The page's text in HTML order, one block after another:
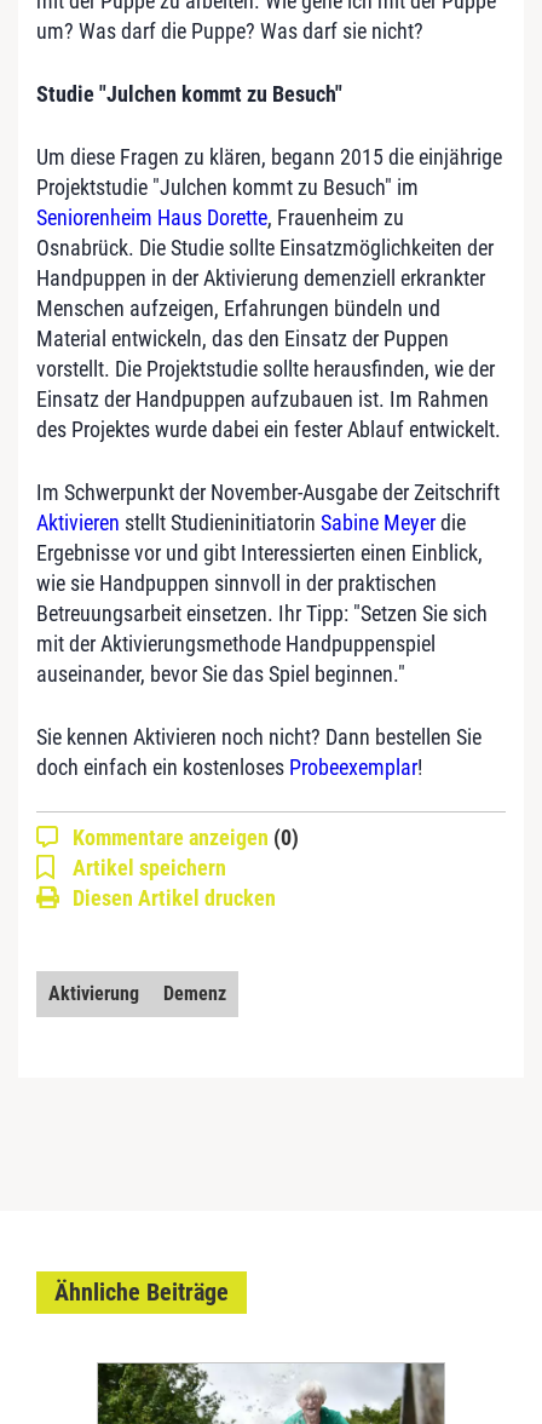
um? Was darf die Puppe? Was darf sie nicht?
Studie "Julchen kommt zu Besuch"
Um diese Fragen zu klären, begann 2015 die einjährige
Projektstudie "Julchen kommt zu Besuch" im
Seniorenheim Haus Dorette, Frauenheim zu
Osnabrück. Die Studie sollte Einsatzmöglichkeiten der
Handpuppen in der Aktivierung demenziell erkrankter
Menschen aufzeigen, Erfahrungen bündeln und
Material entwickeln, das den Einsatz der Puppen
vorstellt. Die Projektstudie sollte herausfinden, wie der
Einsatz der Handpuppen aufzubauen ist. Im Rahmen
des Projektes wurde dabei ein fester Ablauf entwickelt.
Im Schwerpunkt der November-Ausgabe der Zeitschrift
Aktivieren stellt Studieninitiatorin Sabine Meyerdie
Ergebnisse vor und gibt Interessierten einen Einblick,
wie sie Handpuppen sinnvoll in der praktischen
Betreuungsarbeit einsetzen. Ihr Tipp: "Setzen Sie sich
mit der Aktivierungsmethode Handpuppenspiel
auseinander, bevor Sie das Spiel beginnen."
Sie kennen Aktivieren noch nicht? Dann bestellen Sie
doch einfach ein kostenloses Probeexemplar!
Kommentare anzeigen (0)
Artikel speichern
Diesen Artikel drucken
Aktivierung Demenz
Ähnliche Beiträge